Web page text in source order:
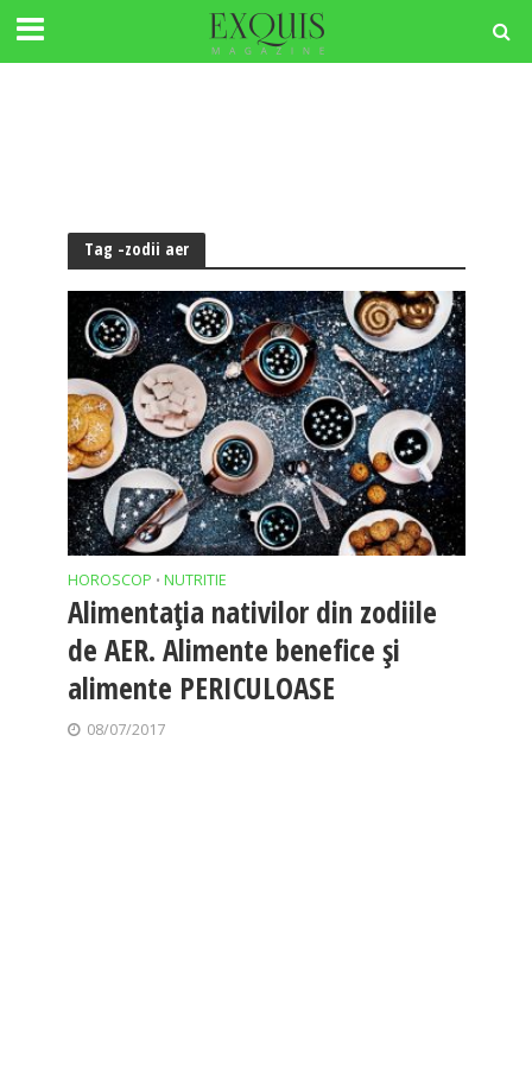
Tag -zodii aer
HOROSCOP • NUTRITIE
Alimentația nativilor din zodiile
de AER. Alimente benefice și
alimente PERICULOASE
08/07/2017